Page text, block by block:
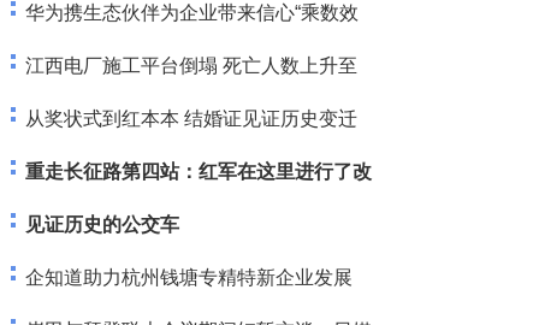
华为携生态伙伴为企业带来信心“乘数效
江西电厂施工平台倒塌 死亡人数上升至
从奖状式到红本本 结婚证见证历史变迁
重走长征路第四站：红军在这里进行了改
见证历史的公交车
企知道助力杭州钱塘专精特新企业发展